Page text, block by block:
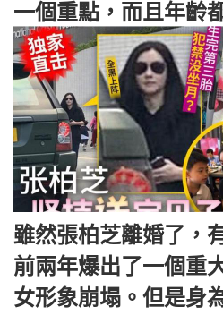
一個重點，而且年齡
雖然張柏芝離婚了，
前兩年爆出了一個重
女形象崩塌。但是身